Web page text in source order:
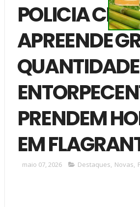
POLICIA CIVIL
APREENDE
PRENDEM
EM
maio 07, 2026 Destaques, Novas,